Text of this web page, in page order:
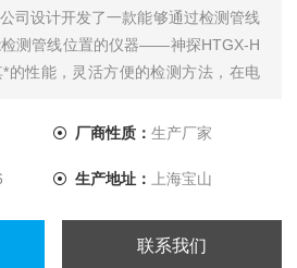
司设计开发了一款能够通过检测管线
检测管线位置的仪器——神探HTGX-H
的性能，灵活方便的检测方法，在电
我国的相关行业的管线管理水平的提
厂商性质： 生产厂家
生产地址： 上海宝山
联系我们